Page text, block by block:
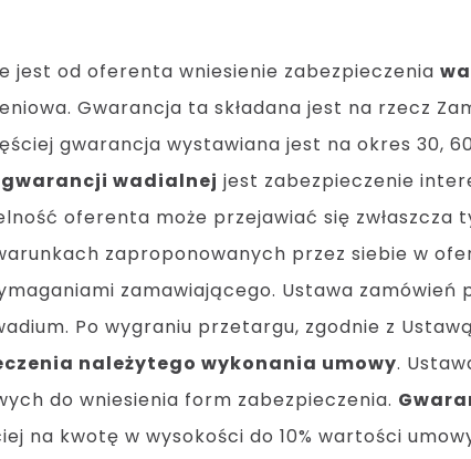
jest od oferenta wniesienie zabezpieczenia
Gwarancja ta składana jest na rzecz
gwarancja wystawiana jest na okres 30,
gwarancji wadialnej jest zabezpieczenie
oferenta może przejawiać się zwłaszcza
zaproponowanych przez siebie w
zamawiającego. Ustawa zamówień
Po wygraniu przetargu, zgodnie z
należytego wykonania umowy.
do wniesienia form zabezpieczenia.
na kwotę w wysokości do 10% wartości